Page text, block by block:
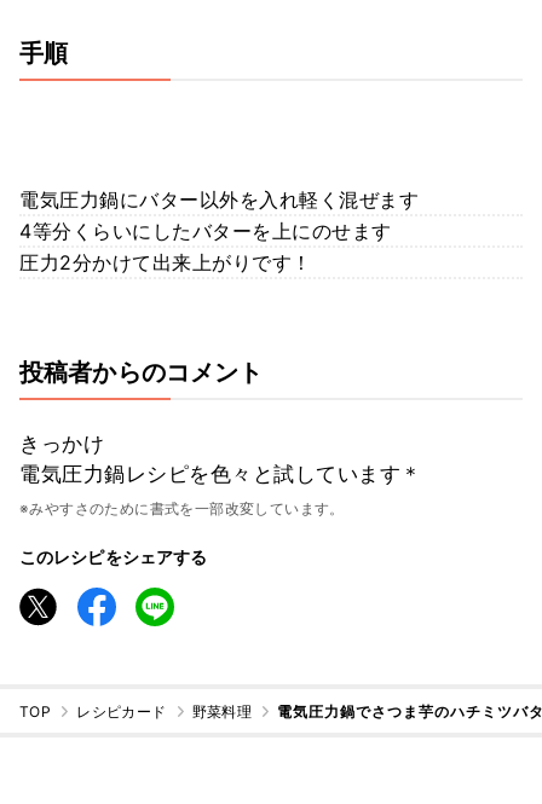
手順
電気圧力鍋にバター以外を入れ軽く混ぜます
4等分くらいにしたバターを上にのせます
圧力2分かけて出来上がりです！
投稿者からのコメント
きっかけ
電気圧力鍋レシピを色々と試しています＊
※みやすさのために書式を一部改変しています。
このレシピをシェアする
TOP レシピカード 野菜料理 電気圧力鍋でさつま芋のハチミツバ